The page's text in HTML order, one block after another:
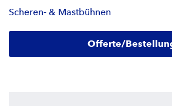
Scheren- & Mastbühnen
Offerte/